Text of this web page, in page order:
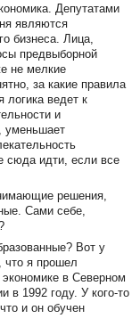
Депутатами
являются
бизнеса. Лица,
предвыборной
не мелкие
за какие правила
логика ведет к
и
уменьшает
сюда идти, если все
решения,
Сами себе,
Вот у
что я прошел
в Северном
в 1992 году. У кого-то
и он обучен